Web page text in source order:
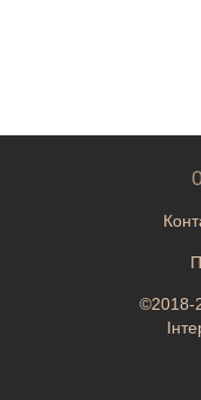
©2018-